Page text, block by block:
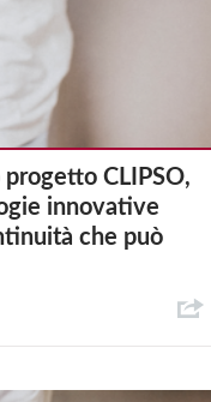
CLIPSO,
innovative
che può